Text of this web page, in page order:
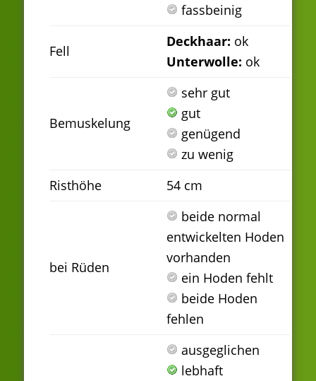
fassbeinig
Fell
Deckhaar: ok
Unterwolle: ok
Bemuskelung
sehr gut
gut
genügend
zu wenig
Risthöhe
54 cm
bei Rüden
beide normal
entwickelten Hoden
vorhanden
ein Hoden fehlt
beide Hoden
fehlen
ausgeglichen
lebhaft